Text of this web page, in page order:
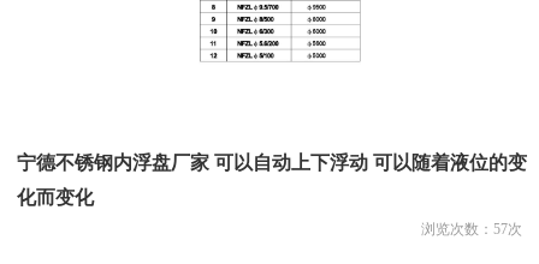
宁德不锈钢内浮盘厂家 可以自动上下浮动 可以随着液位的变
化而变化
浏览次数： 57次